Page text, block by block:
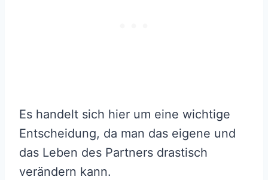
Es handelt sich hier um eine wichtige
Entscheidung, da man das eigene und
das Leben des Partners drastisch
verändern kann.